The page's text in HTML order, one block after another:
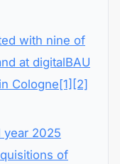
with nine of
at digitalBAU
Cologne[1][2]
2025
of